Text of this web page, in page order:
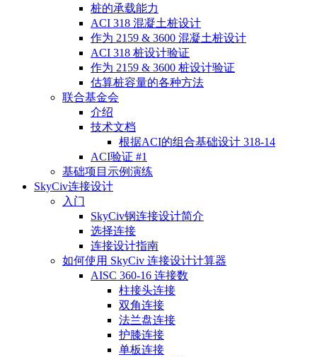
桩的承载能力
ACI 318 混凝土桩设计
作为 2159 & 3600 混凝土桩设计
ACI 318 桩设计验证
作为 2159 & 3600 桩设计验证
估算桩容量的各种方法
联合基金会
介绍
技术文档
根据ACI的组合基础设计 318-14
ACI验证 #1
基础项目示例演练
SkyCiv连接设计
入门
SkyCiv钢连接设计简介
选择连接
连接设计指南
如何使用 SkyCiv 连接设计计算器
AISC 360-16 连接数
柱接头连接
双角连接
法兰盘连接
护膝连接
单板连接